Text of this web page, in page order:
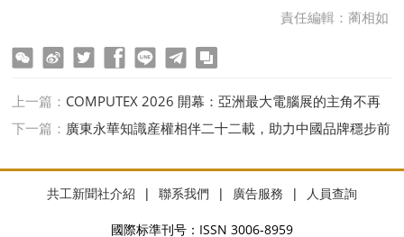
責任編輯：蔺相如
linetelegram copy
上一篇： COMPUTEX 2026 開幕：亞洲最大電腦展的主角不再
是電腦
下一篇： 廣東永華知識産權相伴二十二載，助力中國品牌穩步前
共工新聞社介紹 | 聯系我們 | 廣告服務 | 人員查詢
國際标準刊号：ISSN 3006-8959